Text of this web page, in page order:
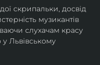
скрипальки, досвід
музикантів
слухачам красу
Львівському